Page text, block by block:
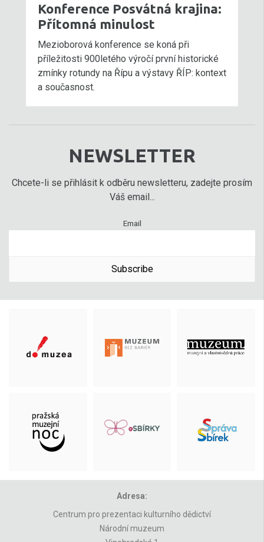
Konference Posvátná krajina:
Přítomná minulost
Mezioborová konference se koná při
příležitosti 900letého výročí první historické
zmínky rotundy na Řípu a výstavy ŘÍP: kontext
a současnost.
NEWSLETTER
Chcete-li se přihlásit k odběru newsletteru, zadejte prosím
Váš email...
Email
Subscribe
Adresa:
Centrum pro prezentaci kulturního dědictví
Národní muzeum